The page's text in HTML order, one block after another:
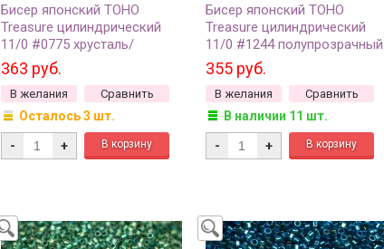
Бисер японский TOHO
Treasure цилиндрический
11/0 #0775 хрусталь/
зеленый радужный,
окрашенный изнутри, 5
грамм
363 руб.
В желания Сравнить
Осталось 3 шт.
- +
Бисер японский TOHO
Treasure цилиндрический
11/0 #1244 полупрозрачный
сельдерей, радужный, 5
грамм
355 руб.
В желания Сравнить
В наличии 11 шт.
- +